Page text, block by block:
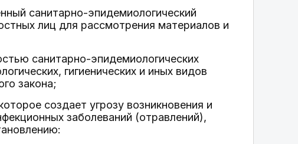
санитарно-эпидемиологический
лиц для рассмотрения материалов и
санитарно-эпидемиологических
гигиенических и иных видов
закона;
создает угрозу возникновения и
заболеваний (отравлений),